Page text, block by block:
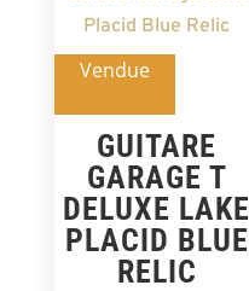
Vendue
GUITARE
GARAGE T
DELUXE LAKE
PLACID BLUE
RELIC